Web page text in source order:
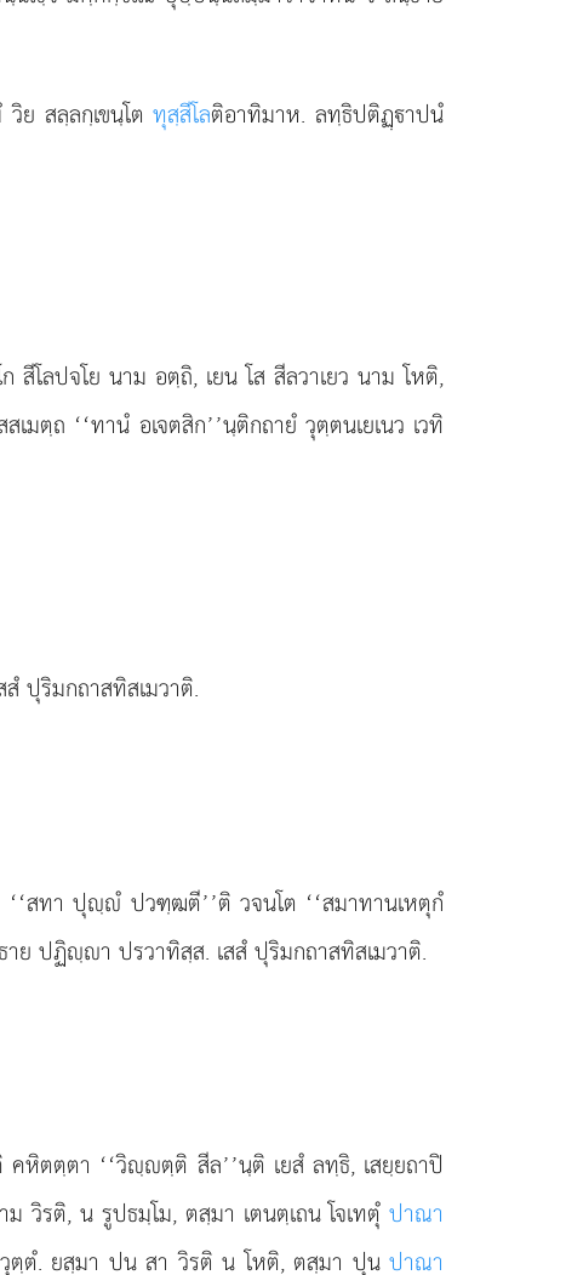
ย สลฺลกฺเขนฺโตทุสฺสีโลติอาทิมาห. ลทฺธิปติฏฺาปนํ
โลปจโย นาม อตฺถิ, เยน โส สีลวาเยว นาม โหติ,
ตฺถ ‘‘ทานํ อเจตสิก’’นฺติกถายํ วุตฺตนเยเนว เวทิ
ปุริมกถาสทิสเมวาติ.
‘‘สทา ปุฺํ ปวฑฺฒตี’’ติ วจนโต ‘‘สมาทานเหตุกํ
ย ปฏิฺา ปรวาทิสฺส. เสสํ ปุริมกถาสทิสเมวาติ.
ตตฺตา ‘‘วิฺตฺติ สีล’’นฺติ เยสํ ลทฺธิ, เสยฺยถาปิ
วิรติ, น รูปธมฺโม, ตสฺมา เตนตฺเถน โจเทตุํปาณา
ตฺตํ. ยสฺมา ปน สา วิรติ น โหติ, ตสฺมา ปุนปาณา